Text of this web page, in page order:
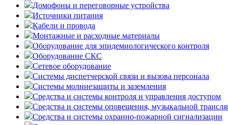
Домофоны и переговорные устройства
Источники питания
Кабели и провода
Монтажные и расходные материалы
Оборудование для эпидемиологического контроля
Оборудование СКС
Сетевое оборудование
Системы диспетчерской связи и вызова персонала
Системы молниезащиты и заземления
Средства и системы контроля и управления доступом
Средства и системы оповещения, музыкальной
Средства и системы охранно-пожарной сигнализации